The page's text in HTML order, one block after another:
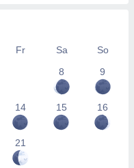
Fr Sa
So
8
9
14 15 16
21